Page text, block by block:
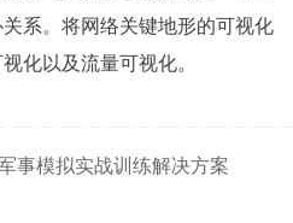
系。将网络关键地形的可视化
化以及流量可视化。
事模拟实战训练解决方案